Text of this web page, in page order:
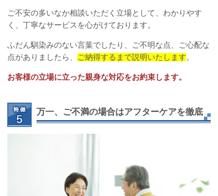
ご不安の多いなか相談いただく立場として、わかりやす
く、丁寧なサービスを心がけております。
ふだん馴染みのない言葉でしたり、ご不明な点、ご心配な
点がありましたら、
ご納得するまで説明いたします。
お客様の立場に立った親身な対応をお約束します。
万一、ご不満の場合はアフターケアを徹底